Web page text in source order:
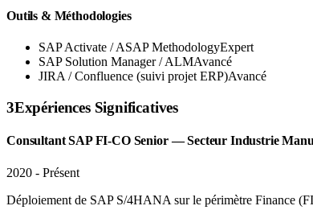
Outils & Méthodologies
SAP Activate / ASAP MethodologyExpert
SAP Solution Manager / ALMAvancé
JIRA / Confluence (suivi projet ERP)Avancé
3Expériences Significatives
Consultant SAP FI-CO Senior — Secteur Industrie
2020 - Présent
Déploiement de SAP S/4HANA sur le périmètre Finance